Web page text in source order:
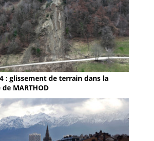
: glissement de terrain dans la
MARTHOD